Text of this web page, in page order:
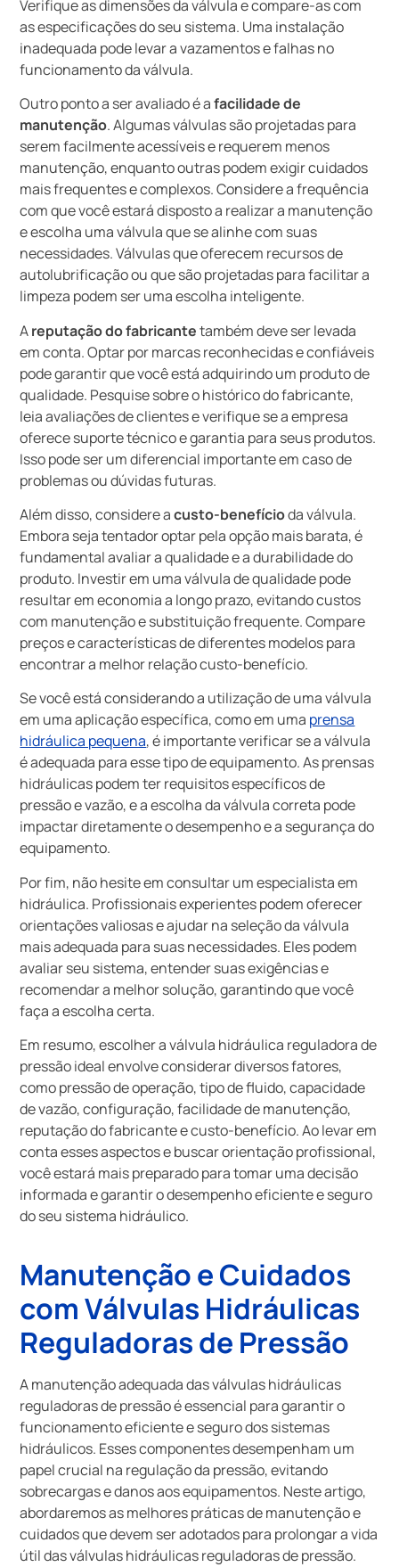
Verifique as dimensões da válvula e compare-as com
as especificações do seu sistema. Uma instalação
inadequada pode levar a vazamentos e falhas no
funcionamento da válvula.
Outro ponto a ser avaliado é afacilidade de
manutenção. Algumas válvulas são projetadas para
serem facilmente acessíveis e requerem menos
manutenção, enquanto outras podem exigir cuidados
mais frequentes e complexos. Considere a frequência
com que você estará disposto a realizar a manutenção
e escolha uma válvula que se alinhe com suas
necessidades. Válvulas que oferecem recursos de
autolubrificação ou que são projetadas para facilitar a
limpeza podem ser uma escolha inteligente.
Areputação do fabricantetambém deve ser levada
em conta. Optar por marcas reconhecidas e confiáveis
pode garantir que você está adquirindo um produto de
qualidade. Pesquise sobre o histórico do fabricante,
leia avaliações de clientes e verifique se a empresa
oferece suporte técnico e garantia para seus produtos.
Isso pode ser um diferencial importante em caso de
problemas ou dúvidas futuras.
Além disso, considere acusto-benefícioda válvula.
Embora seja tentador optar pela opção mais barata, é
fundamental avaliar a qualidade e a durabilidade do
produto. Investir em uma válvula de qualidade pode
resultar em economia a longo prazo, evitando custos
com manutenção e substituição frequente. Compare
preços e características de diferentes modelos para
encontrar a melhor relação custo-benefício.
Se você está considerando a utilização de uma válvula
em uma aplicação específica, como em uma prensa
hidráulica pequena, é importante verificar se a válvula
é adequada para esse tipo de equipamento. As prensas
hidráulicas podem ter requisitos específicos de
pressão e vazão, e a escolha da válvula correta pode
impactar diretamente o desempenho e a segurança do
equipamento.
Por fim, não hesite em consultar um especialista em
hidráulica. Profissionais experientes podem oferecer
orientações valiosas e ajudar na seleção da válvula
mais adequada para suas necessidades. Eles podem
avaliar seu sistema, entender suas exigências e
recomendar a melhor solução, garantindo que você
faça a escolha certa.
Em resumo, escolher a válvula hidráulica reguladora de
pressão ideal envolve considerar diversos fatores,
como pressão de operação, tipo de fluido, capacidade
de vazão, configuração, facilidade de manutenção,
reputação do fabricante e custo-benefício. Ao levar em
conta esses aspectos e buscar orientação profissional,
você estará mais preparado para tomar uma decisão
informada e garantir o desempenho eficiente e seguro
do seu sistema hidráulico.
Manutenção e Cuidados
com Válvulas Hidráulicas
Reguladoras de Pressão
A manutenção adequada das válvulas hidráulicas
reguladoras de pressão é essencial para garantir o
funcionamento eficiente e seguro dos sistemas
hidráulicos. Esses componentes desempenham um
papel crucial na regulação da pressão, evitando
sobrecargas e danos aos equipamentos. Neste artigo,
abordaremos as melhores práticas de manutenção e
cuidados que devem ser adotados para prolongar a vida
útil das válvulas hidráulicas reguladoras de pressão.